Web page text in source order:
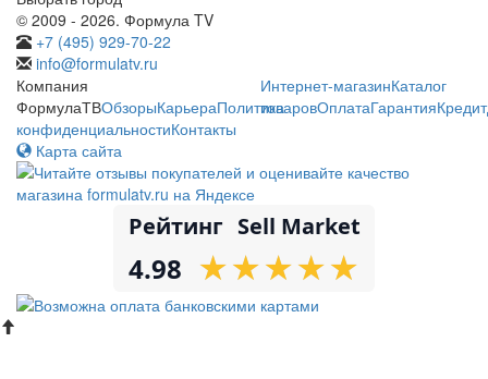
© 2009 - 2026. Формула TV
+7 (495) 929-70-22
info@formulatv.ru
Компания
ФормулаТВОбзорыКарьераПолитика
конфиденциальностиКонтакты
Интернет-магазинКаталог
товаровОплатаГарантияКредит
Карта сайта
Рейтинг Sell Market
4.98 ★
★★
★★
★★
★★
★